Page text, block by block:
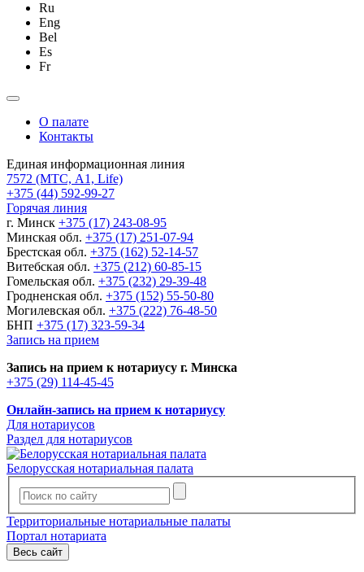
Ru
Eng
Bel
Es
Fr
О палате
Контакты
Единая информационная линия
7572 (МТС, A1, Life)
+375 (44) 592-99-27
Горячая линия
г. Минск +375 (17) 243-08-95
Минская обл. +375 (17) 251-07-94
Брестская обл. +375 (162) 52-14-57
Витебская обл. +375 (212) 60-85-15
Гомельская обл. +375 (232) 29-39-48
Гродненская обл. +375 (152) 55-50-80
Могилевская обл. +375 (222) 76-48-50
БНП +375 (17) 323-59-34
Запись на прием
Запись на прием к нотариусу г. Минска
+375 (29) 114-45-45
Онлайн-запись на прием к нотариусу
Для нотариусов
Раздел для нотариусов
Белорусская нотариальная палата
Территориальные нотариальные палаты
Портал нотариата
Весь сайт